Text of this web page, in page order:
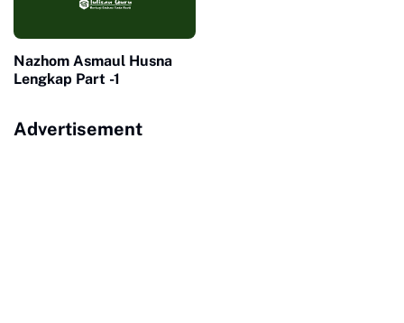
Nazhom Asmaul Husna
Lengkap Part -1
Advertisement